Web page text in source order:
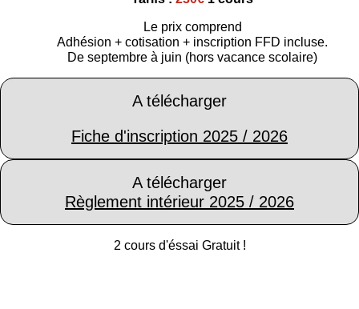
Le prix comprend
Adhésion + cotisation + inscription FFD incluse.
De septembre à juin (hors vacance scolaire)
A télécharger
Fiche d'inscription 2025 / 2026
A télécharger
Règlement intérieur 2025 / 2026
2 cours d'éssai Gratuit !